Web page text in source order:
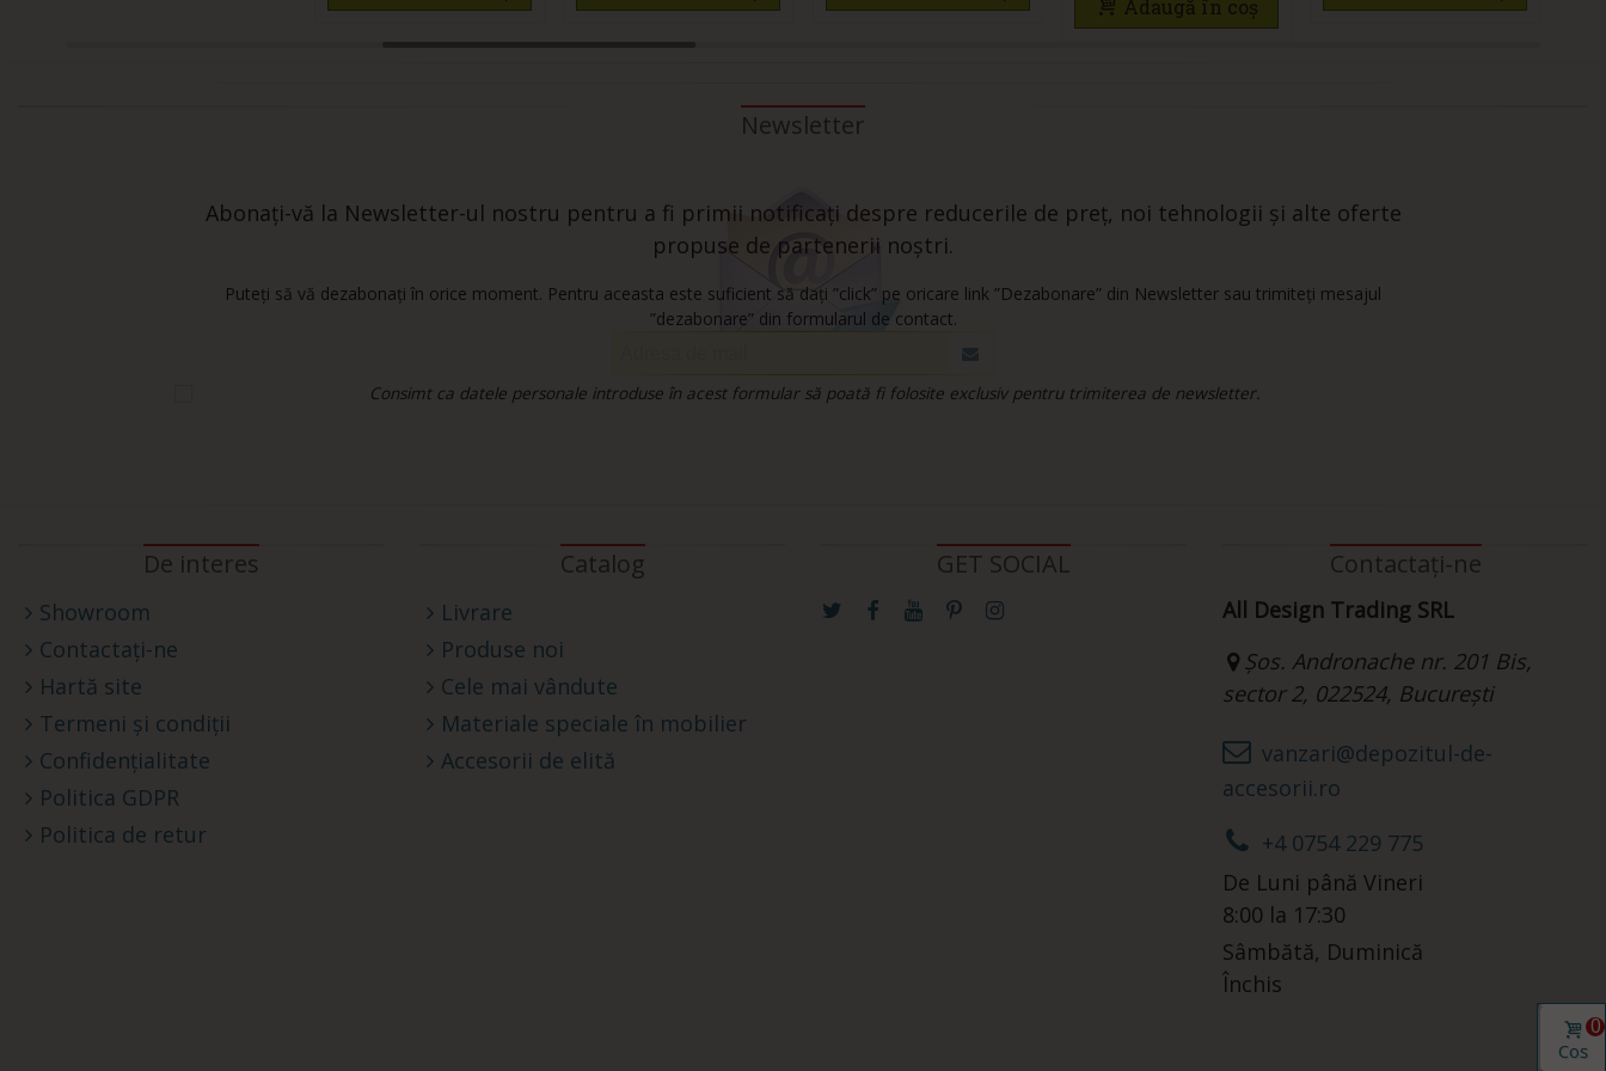
Adaugă în coș
Newsletter
Abonați-vă la Newsletter-ul nostru pentru a fi primii notificați despre reducerile de preț, noi tehnologii și alte oferte
propuse de partenerii noștri.
Puteți să vă dezabonați în orice moment. Pentru aceasta este suficient să dați ”click” pe oricare link ”Dezabonare” din Newsletter sau trimiteți mesajul
”dezabonare” din formularul de contact.
Consimt ca datele personale introduse în acest formular să poată fi folosite exclusiv pentru trimiterea de newsletter.
De interes
Showroom
Contactați-ne
Hartă site
Termeni și condiții
Confidențialitate
Politica GDPR
Politica de retur
Catalog
Livrare
Produse noi
Cele mai vândute
Materiale speciale în mobilier
Accesorii de elită
GET SOCIAL Contactați-ne
All Design Trading SRL
Șos. Andronache nr. 201 Bis,
sector 2, 022524, București
vanzari@depozitul-de-
accesorii.ro
+4 0754 229 775
De Luni până Vineri
8:00 la 17:30
Sâmbătă, Duminică
Închis
Coș
0